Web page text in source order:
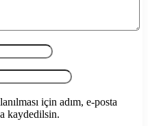
için adım, e-posta
kaydedilsin.